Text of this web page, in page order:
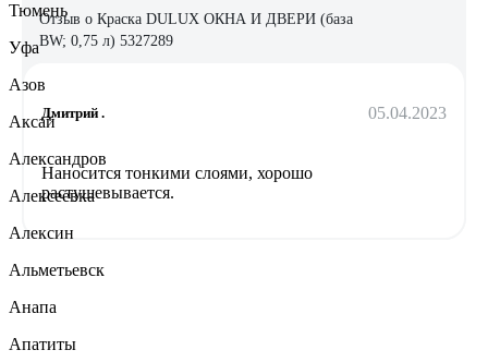
Отзыв о Краска DULUX ОКНА И ДВЕРИ (база
BW; 0,75 л) 5327289
Дмитрий . 05.04.2023
Наносится тонкими слоями, хорошо
растушевывается.
Тюмень
Уфа
Азов
Аксай
Александров
Алексеевка
Алексин
Альметьевск
Анапа
Апатиты